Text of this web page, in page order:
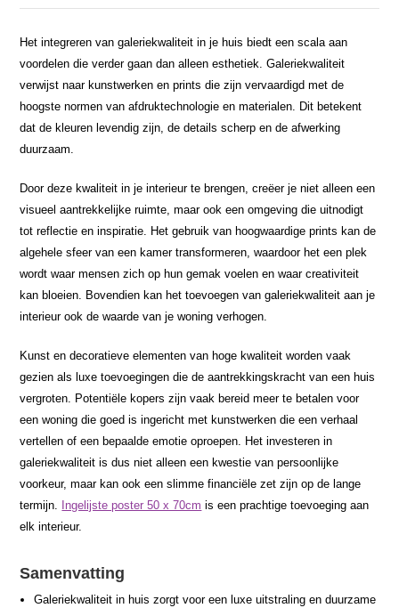
Het integreren van galeriekwaliteit in je huis biedt een scala aan
voordelen die verder gaan dan alleen esthetiek. Galeriekwaliteit
verwijst naar kunstwerken en prints die zijn vervaardigd met de
hoogste normen van afdruktechnologie en materialen. Dit betekent
dat de kleuren levendig zijn, de details scherp en de afwerking
duurzaam.
Door deze kwaliteit in je interieur te brengen, creëer je niet alleen een
visueel aantrekkelijke ruimte, maar ook een omgeving die uitnodigt
tot reflectie en inspiratie. Het gebruik van hoogwaardige prints kan de
algehele sfeer van een kamer transformeren, waardoor het een plek
wordt waar mensen zich op hun gemak voelen en waar creativiteit
kan bloeien. Bovendien kan het toevoegen van galeriekwaliteit aan je
interieur ook de waarde van je woning verhogen.
Kunst en decoratieve elementen van hoge kwaliteit worden vaak
gezien als luxe toevoegingen die de aantrekkingskracht van een huis
vergroten. Potentiële kopers zijn vaak bereid meer te betalen voor
een woning die goed is ingericht met kunstwerken die een verhaal
vertellen of een bepaalde emotie oproepen. Het investeren in
galeriekwaliteit is dus niet alleen een kwestie van persoonlijke
voorkeur, maar kan ook een slimme financiële zet zijn op de lange
termijn.
Ingelijste poster 50 x 70cm is een prachtige toevoeging aan
elk interieur.
Samenvatting
Galeriekwaliteit in huis zorgt voor een luxe uitstraling en duurzame